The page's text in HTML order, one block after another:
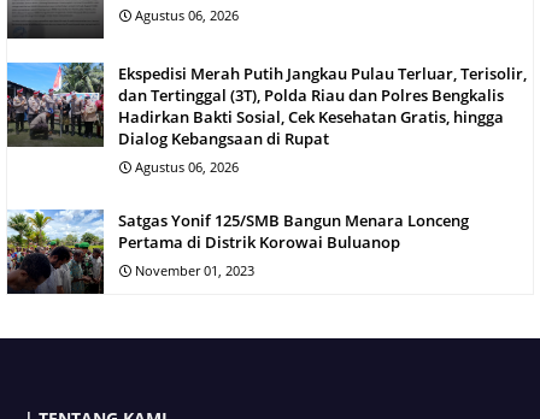
Agustus 06, 2026
Ekspedisi Merah Putih Jangkau Pulau Terluar, Terisolir,
dan Tertinggal (3T), Polda Riau dan Polres Bengkalis
Hadirkan Bakti Sosial, Cek Kesehatan Gratis, hingga
Dialog Kebangsaan di Rupat
Agustus 06, 2026
Satgas Yonif 125/SMB Bangun Menara Lonceng
Pertama di Distrik Korowai Buluanop
November 01, 2023